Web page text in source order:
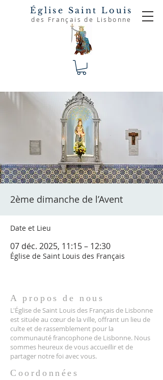
Église Saint Louis
des Français de Lisbonne
2ème dimanche de l’Avent
Date et Lieu
07 déc. 2025, 11:15 – 12:30
Église de Saint Louis des Français
A propos de nous
L'Église de Saint Louis des Français de Lisbonne
est située au cœur de la ville, offrant un lieu de
culte et de rassemblement pour la
communauté francophone de Lisbonne. Nous
sommes heureux de vous accueillir et de
partager notre foi avec vous.
Coordonnées